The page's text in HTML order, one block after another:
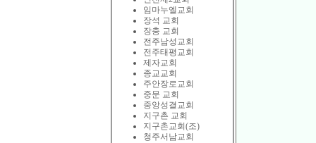
임마누엘교회
장석 교회
장충 교회
전주남성교회
전주태평교회
제자교회
종교교회
주안장로교회
중문 교회
중앙성결교회
지구촌 교회
지구촌교회(조)
청주서남교회